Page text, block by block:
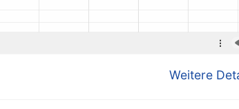
Weitere